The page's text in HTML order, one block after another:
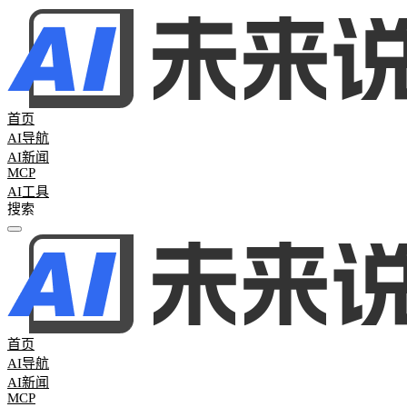
首页
AI导航
AI新闻
MCP
AI工具
首页
AI导航
AI新闻
MCP
全部分类
热门新闻
61 AI日报 AI周报 16 行业新闻